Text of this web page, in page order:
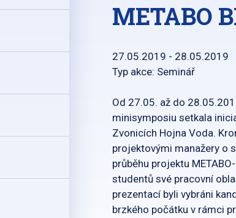
METABO
27.05.2019 - 28.05.2019
Typ akce: Seminář
Od 27.05. až do
minisymposiu setkala
Zvonicích Hojna Voda.
projektovými manažery o
průběhu projektu
studentů své pracovní
prezentací byli vybráni
brzkého počátku v rámci